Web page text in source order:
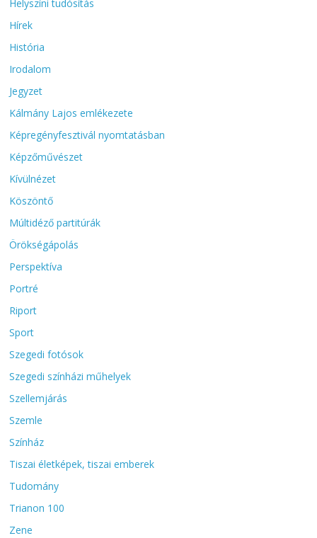
Helyszíni tudósítás
Hírek
História
Irodalom
Jegyzet
Kálmány Lajos emlékezete
Képregényfesztivál nyomtatásban
Képzőművészet
Kívülnézet
Köszöntő
Múltidéző partitúrák
Örökségápolás
Perspektíva
Portré
Riport
Sport
Szegedi fotósok
Szegedi színházi műhelyek
Szellemjárás
Szemle
Színház
Tiszai életképek, tiszai emberek
Tudomány
Trianon 100
Zene